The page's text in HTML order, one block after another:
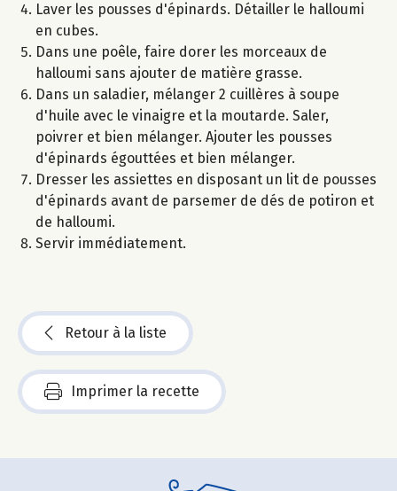
Laver les pousses d'épinards. Détailler le halloumi
en cubes.
Dans une poêle, faire dorer les morceaux de
halloumi sans ajouter de matière grasse.
Dans un saladier, mélanger 2 cuillères à soupe
d'huile avec le vinaigre et la moutarde. Saler,
poivrer et bien mélanger. Ajouter les pousses
d'épinards égouttées et bien mélanger.
Dresser les assiettes en disposant un lit de pousses
d'épinards avant de parsemer de dés de potiron et
de halloumi.
Servir immédiatement.
Retour à la liste
Imprimer la recette